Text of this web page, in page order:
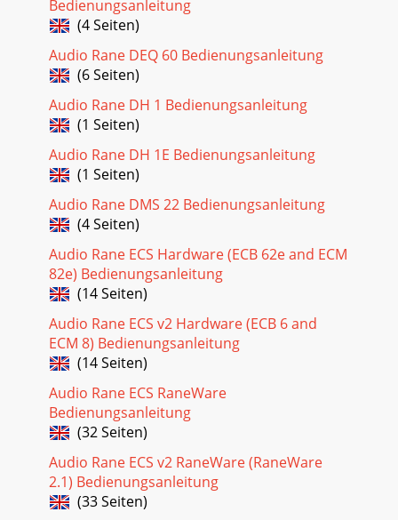
Bedienungsanleitung
(4 Seiten)
Audio Rane DEQ 60 Bedienungsanleitung
(6 Seiten)
Audio Rane DH 1 Bedienungsanleitung
(1 Seiten)
Audio Rane DH 1E Bedienungsanleitung
(1 Seiten)
Audio Rane DMS 22 Bedienungsanleitung
(4 Seiten)
Audio Rane ECS Hardware (ECB 62e and ECM
82e) Bedienungsanleitung
(14 Seiten)
Audio Rane ECS v2 Hardware (ECB 6 and
ECM 8) Bedienungsanleitung
(14 Seiten)
Audio Rane ECS RaneWare
Bedienungsanleitung
(32 Seiten)
Audio Rane ECS v2 RaneWare (RaneWare
2.1) Bedienungsanleitung
(33 Seiten)